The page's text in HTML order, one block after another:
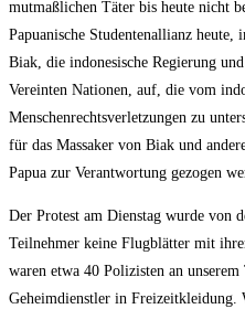
mutmaßlichen Täter bis heute nicht
Papuanische Studentenallianz heute,
Biak, die indonesische Regierung
Vereinten Nationen, auf, die vom
Menschenrechtsverletzungen zu
für das Massaker von Biak und
Papua zur Verantwortung gezogen
Der Protest am Dienstag wurde von
Teilnehmer keine Flugblätter mit
waren etwa 40 Polizisten an
Geheimdienstler in Freizeitkleidung.